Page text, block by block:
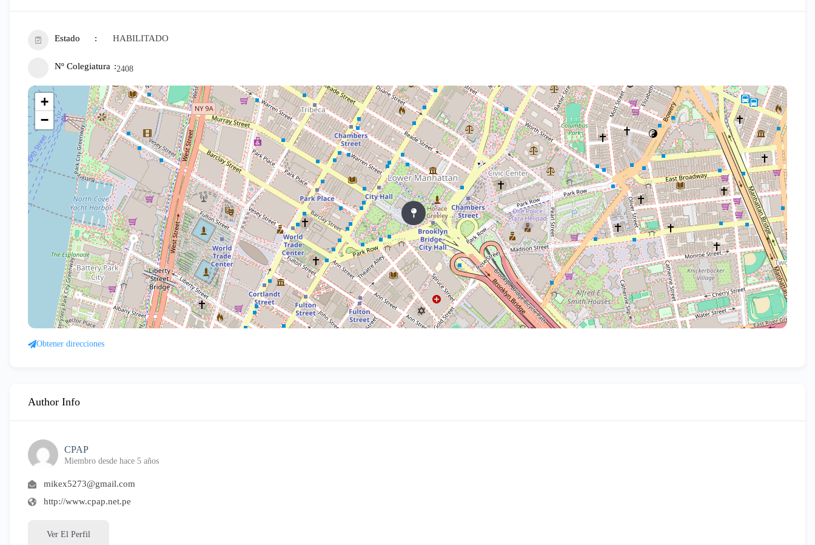
Estado HABILITADO
Nº Colegiatura 2408
+
−
Obtener direcciones
Author Info
CPAP
Miembro desde hace 5 años
mikex5273@gmail.com
http://www.cpap.net.pe
Ver El Perfil